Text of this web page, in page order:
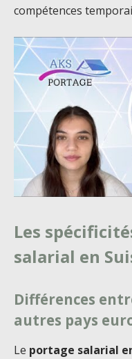
compétences
Les
salarial en
Différences
autres pays
Le portage salarial